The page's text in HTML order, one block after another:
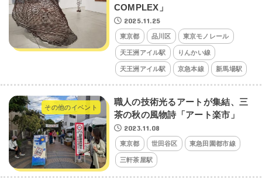
COMPLEX」
2025.11.25
東京都 品川区 東京モノレール
天王洲アイル駅 りんかい線
天王洲アイル駅 京急本線 新馬場駅
その他のイベント
職人の技術光るアートが集結、三
茶の秋の風物詩「アート楽市」
2023.11.08
東京都 世田谷区 東急田園都市線
三軒茶屋駅